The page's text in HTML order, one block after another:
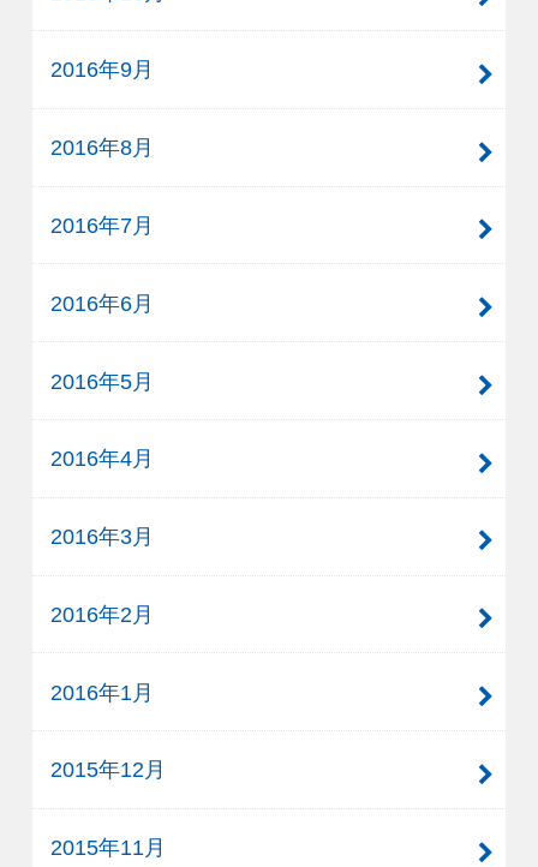
2016年9月
2016年8月
2016年7月
2016年6月
2016年5月
2016年4月
2016年3月
2016年2月
2016年1月
2015年12月
2015年11月